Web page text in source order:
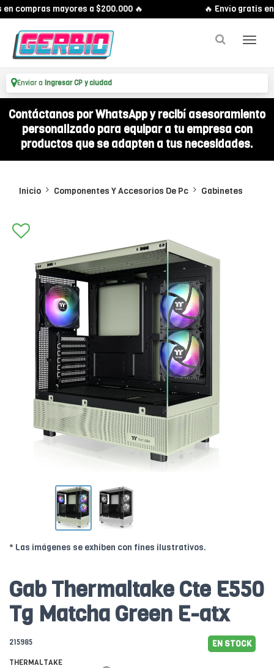
compras mayores a $200.000 🔥 🔥 Envío gratis
Enviar a Ingresar CP y ciudad
Contáctanos por WhatsApp y recibí asesoramiento
personalizado para equipar a tu empresa con
productos que se adapten a tus necesidades.
Inicio Componentes Y Accesorios De Pc Gabinetes
* Las imágenes se exhiben con fines ilustrativos.
Gab Thermaltake Cte E550
Tg Matcha Green E-atx
215985 EN STOCK
THERMALTAKE